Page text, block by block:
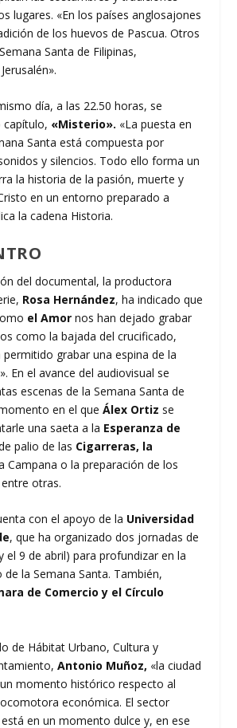
lugares. «En los países anglosajones
de los huevos de Pascua. Otros
Santa de Filipinas,
día, a las 22.50 horas, se
capítulo, «Misterio». «La puesta en
Santa está compuesta por
y silencios. Todo ello forma un
la historia de la pasión, muerte y
en un entorno preparado a
la cadena Historia.
del documental, la productora
Rosa Hernández, ha indicado que
el Amor nos han dejado grabar
como la bajada del crucificado,
grabar una espina de la
En el avance del audiovisual se
escenas de la Semana Santa de
en el que Álex Ortiz se
una saeta a la Esperanza de
palio de las Cigarreras, la
Campana o la preparación de los
otras.
con el apoyo de la Universidad
, que ha organizado dos jornadas de
el 9 de abril) para profundizar en la
la Semana Santa. También,
de Comercio y el Círculo
de Hábitat Urbano, Cultura y
Antonio Muñoz, «la ciudad
momento histórico respecto al
económica. El sector
en un momento dulce y, en ese